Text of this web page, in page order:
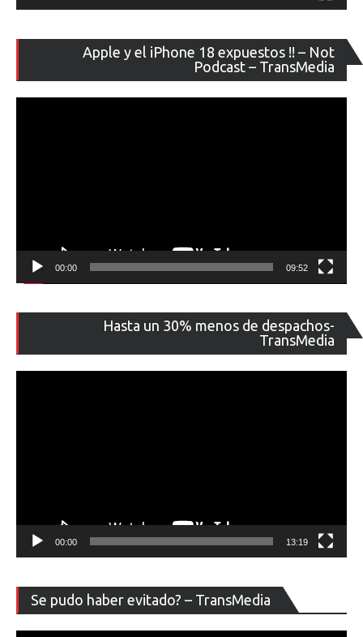
Apple y el iPhone 18 expuestos !! – Not
Podcast – TransMedia
de
00:00 09:52
Hasta un 30% menos de despachos-
TransMedia
de
00:00 13:19
Se pudo haber evitado? – TransMedia
de